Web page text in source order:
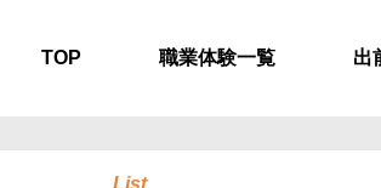
TOP 職業体験一覧 出
List